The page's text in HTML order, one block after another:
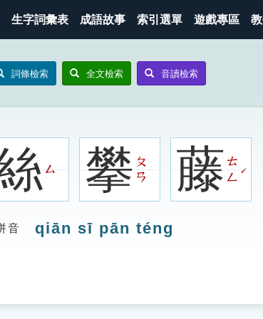
生字詞彙表 成語故事 索引選單 遊戲專區
詞條檢索 全文檢索 音讀檢索
ㄙ 攀ㄆ
ㄢ
藤ㄊ
ㄥ
ˊ
音 qiān sī pān téng